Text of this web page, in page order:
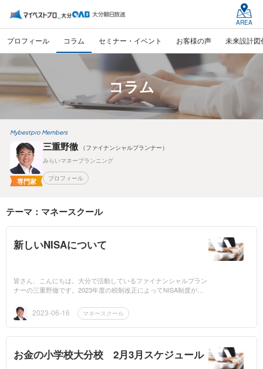
AREA
プロフィール コラム セミナー・イベント お客様の声 未来設計図
コラム
Mybestpro Members
専門家
三重野徹
（ファイナンシャルプランナー）
みらいマネープランニング
プロフィール
テーマ：マネースクール
新しいNISAについて
皆さん、こんにちは。大分で活動しているファイナンシャルプラン
ナーの三重野徹です。2023年度の税制改正によってNISA制度が大
く知らない方...
2023-06-16 マネースクール
お金の小学校大分校 2月3月スケジュール